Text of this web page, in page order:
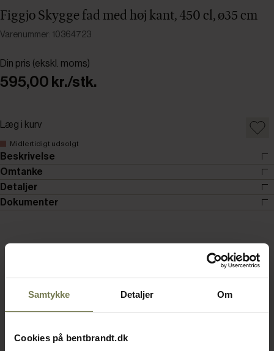
Samtykke Detaljer Om
Cookies på bentbrandt.dk
Figgjo Skygge fad med høj kant, 450 cl, ø35 cm
Varenummer: 10364723
Din pris (ekskl. moms)
595,00 kr./stk.
Læg i kurv
Midlertidigt udsolgt
Beskrivelse
Omtanke
Detaljer
Dokumenter